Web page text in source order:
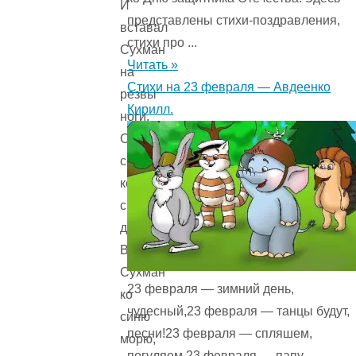
И
вставал
Сухман
на
резвы
ноги,
Он
седлал
коня
свого
доброго,
Выезжал
Сухман
ко
синю
морю,
представлены стихи-поздравления,
стихи про ...
Читать »
Стихи на 23 февраля — Авдеенко
Кирилл.
23 февраля — зимний день,
чудесный,23 февраля — танцы будут,
песни!23 февраля — спляшем,